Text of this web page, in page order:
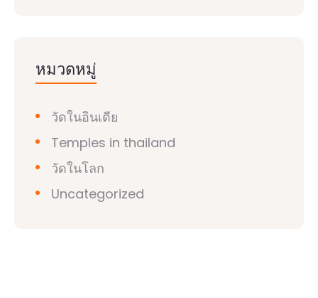
หมวดหมู่
วัดในอินเดีย
Temples in thailand
วัดในโลก
Uncategorized